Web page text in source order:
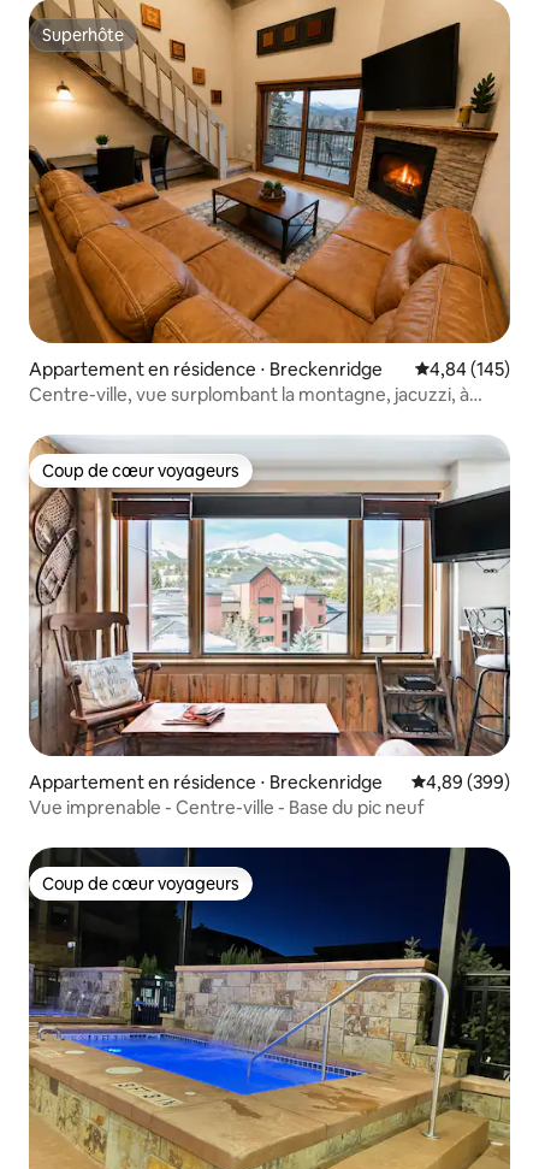
Superhôte
Superhôte
Appartement en résidence ⋅ Breckenridge Évaluation
4,84 (145)
Centre-ville, vue surplombant la montagne, jacuzzi, à
Coup de cœur voyageurs
Coup de cœur voyageurs
Appartement en résidence ⋅ Breckenridge Évaluation
4,89 (399)
Vue imprenable - Centre-ville - Base du pic neuf
Coup de cœur voyageurs
Coup de cœur voyageurs